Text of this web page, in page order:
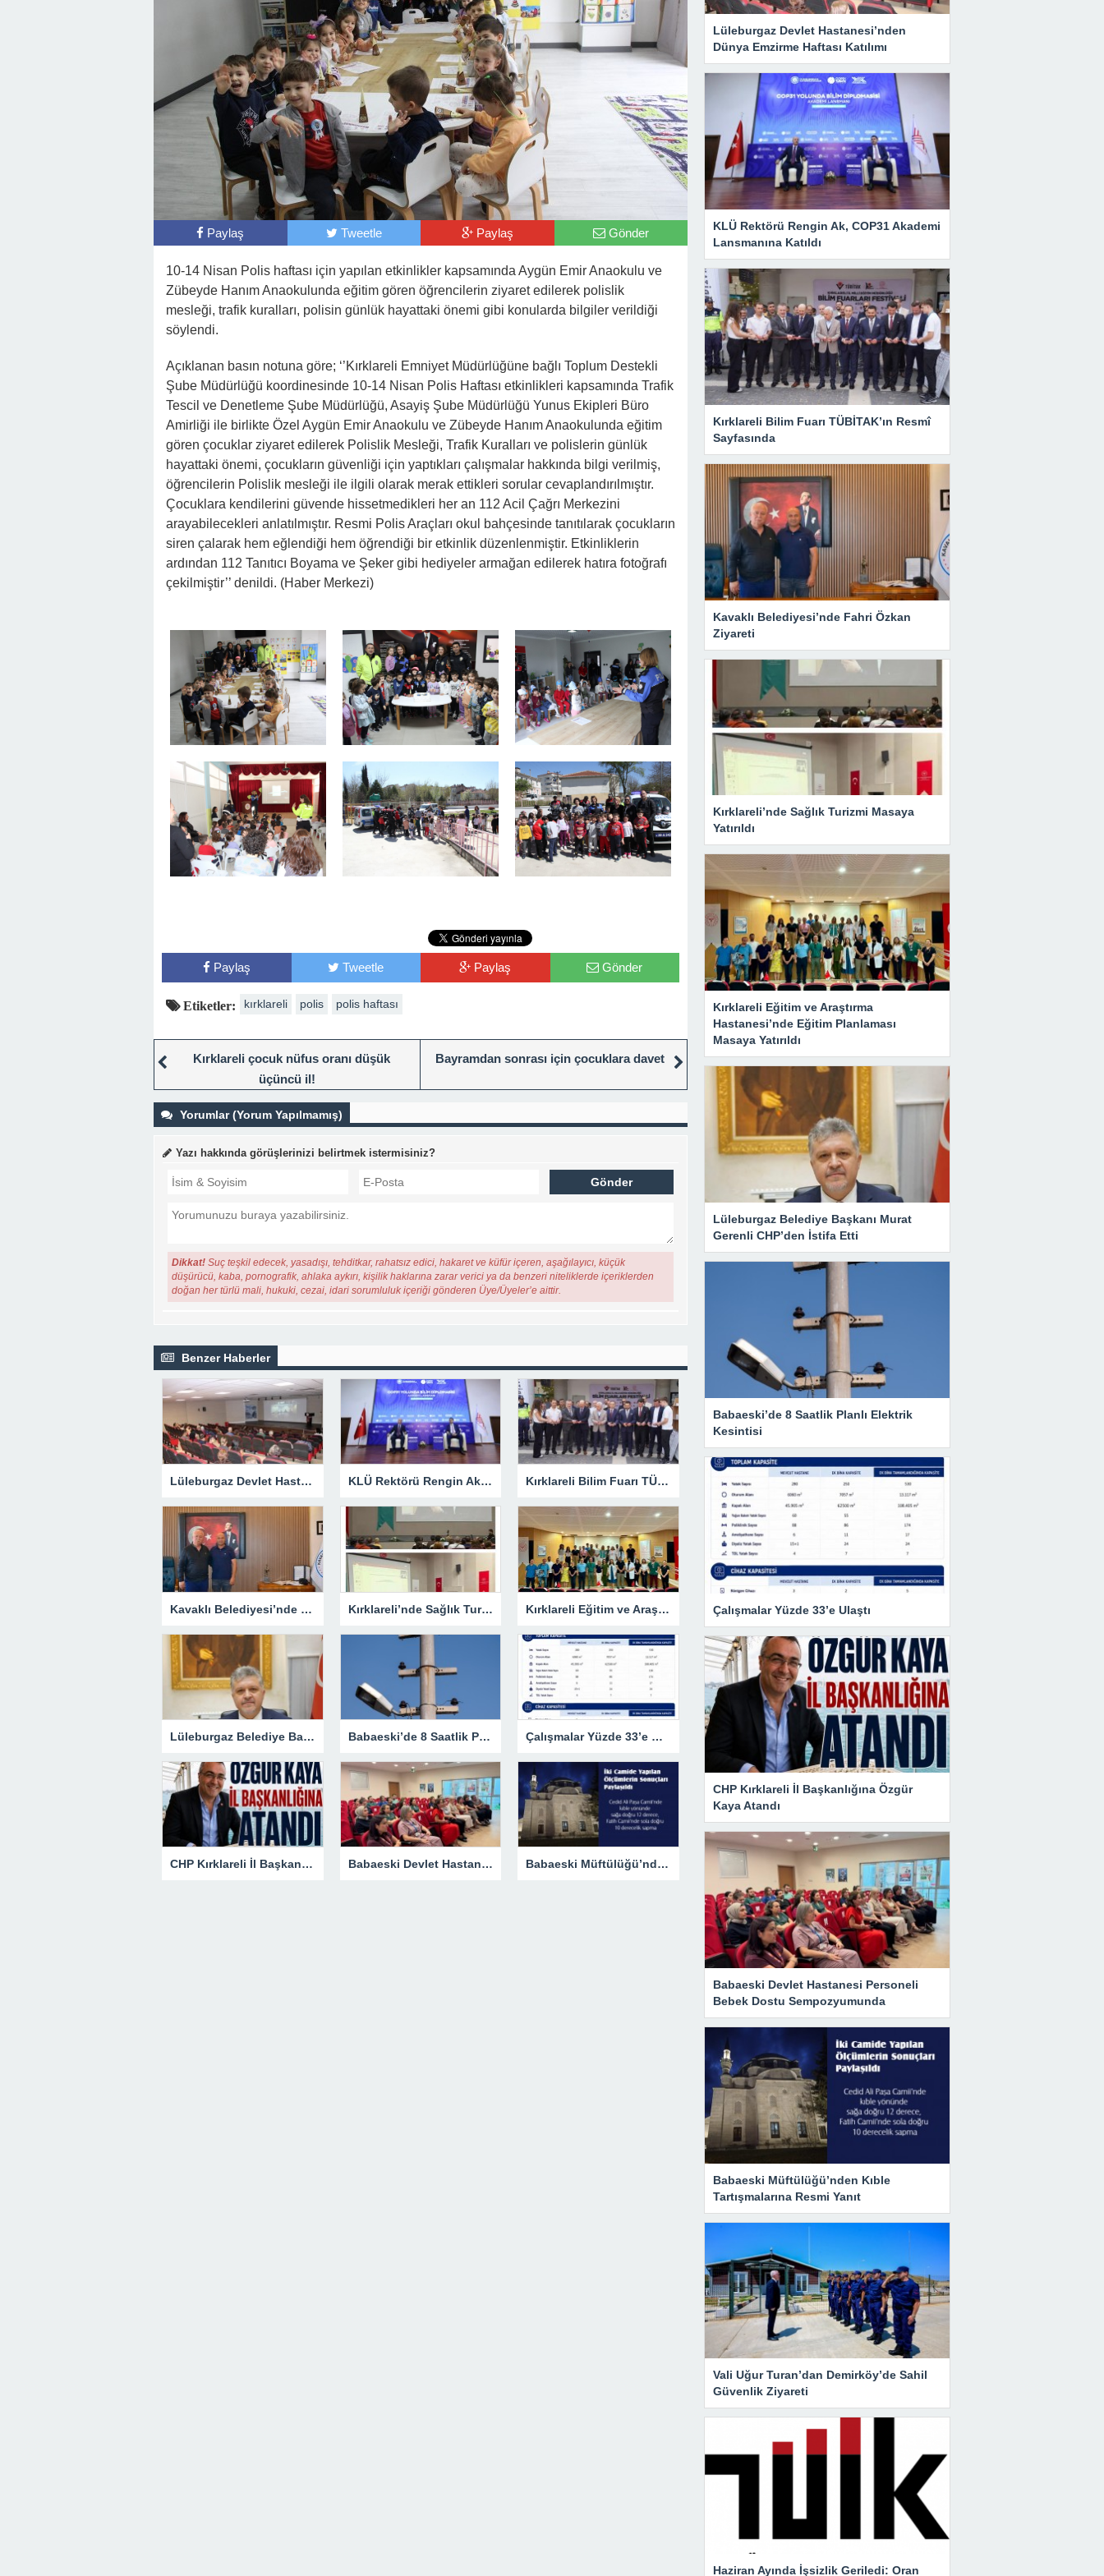
Paylaş Tweetle Paylaş Gönder
10-14 Nisan Polis haftası için yapılan etkinlikler kapsamında Aygün Emir Anaokulu ve
Zübeyde Hanım Anaokulunda eğitim gören öğrencilerin ziyaret edilerek polislik
mesleği, trafik kuralları, polisin günlük hayattaki önemi gibi konularda bilgiler verildiği
söylendi.
Açıklanan basın notuna göre; ‘’Kırklareli Emniyet Müdürlüğüne bağlı Toplum Destekli
Şube Müdürlüğü koordinesinde 10-14 Nisan Polis Haftası etkinlikleri kapsamında Trafik
Tescil ve Denetleme Şube Müdürlüğü, Asayiş Şube Müdürlüğü Yunus Ekipleri Büro
Amirliği ile birlikte Özel Aygün Emir Anaokulu ve Zübeyde Hanım Anaokulunda eğitim
gören çocuklar ziyaret edilerek Polislik Mesleği, Trafik Kuralları ve polislerin günlük
hayattaki önemi, çocukların güvenliği için yaptıkları çalışmalar hakkında bilgi verilmiş,
öğrencilerin Polislik mesleği ile ilgili olarak merak ettikleri sorular cevaplandırılmıştır.
Çocuklara kendilerini güvende hissetmedikleri her an 112 Acil Çağrı Merkezini
arayabilecekleri anlatılmıştır. Resmi Polis Araçları okul bahçesinde tanıtılarak çocukların
siren çalarak hem eğlendiği hem öğrendiği bir etkinlik düzenlenmiştir. Etkinliklerin
ardından 112 Tanıtıcı Boyama ve Şeker gibi hediyeler armağan edilerek hatıra fotoğrafı
çekilmiştir’’ denildi. (Haber Merkezi)
Paylaş Tweetle Paylaş Gönder
Etiketler: kırklareli polis polis haftası
Kırklareli çocuk nüfus oranı düşük
üçüncü il!
Bayramdan sonrası için çocuklara davet
Yorumlar (Yorum Yapılmamış)
Yazı hakkında görüşlerinizi belirtmek istermisiniz?
Dikkat! Suç teşkil edecek, yasadışı, tehditkar, rahatsız edici, hakaret ve küfür içeren, aşağılayıcı, küçük
düşürücü, kaba, pornografik, ahlaka aykırı, kişilik haklarına zarar verici ya da benzeri niteliklerde içeriklerden
doğan her türlü mali, hukuki, cezai, idari sorumluluk içeriği gönderen Üye/Üyeler’e aittir.
Benzer Haberler
Lüleburgaz Devlet Hastanesi’nden Dünya Emzirme Haftası Katılımı KLÜ Rektörü Rengin Ak, COP31 Akademi Lansmanına Katıldı Kırklareli Bilim Fuarı TÜBİTAK’ın Resmî Sayfasında
Kavaklı Belediyesi’nde Fahri Özkan Ziyareti Kırklareli’nde Sağlık Turizmi Masaya Yatırıldı Kırklareli Eğitim ve Araştırma Hastanesi’nde Eğitim Planlaması Masaya Yatırıldı
Lüleburgaz Belediye Başkanı Murat Gerenli CHP’den İstifa Etti Babaeski’de 8 Saatlik Planlı Elektrik Kesintisi Çalışmalar Yüzde 33’e Ulaştı
CHP Kırklareli İl Başkanlığına Özgür Kaya Atandı Babaeski Devlet Hastanesi Personeli Bebek Dostu Sempozyumunda Babaeski Müftülüğü’nden Kıble Tartışmalarına Resmi Yanıt
Lüleburgaz Devlet Hastanesi’nden
Dünya Emzirme Haftası Katılımı
KLÜ Rektörü Rengin Ak, COP31 Akademi
Lansmanına Katıldı
Kırklareli Bilim Fuarı TÜBİTAK’ın Resmî
Sayfasında
Kavaklı Belediyesi’nde Fahri Özkan
Ziyareti
Kırklareli’nde Sağlık Turizmi Masaya
Yatırıldı
Kırklareli Eğitim ve Araştırma
Hastanesi’nde Eğitim Planlaması
Masaya Yatırıldı
Lüleburgaz Belediye Başkanı Murat
Gerenli CHP’den İstifa Etti
Babaeski’de 8 Saatlik Planlı Elektrik
Kesintisi
Çalışmalar Yüzde 33’e Ulaştı
CHP Kırklareli İl Başkanlığına Özgür
Kaya Atandı
Babaeski Devlet Hastanesi Personeli
Bebek Dostu Sempozyumunda
Babaeski Müftülüğü’nden Kıble
Tartışmalarına Resmi Yanıt
Vali Uğur Turan’dan Demirköy’de Sahil
Güvenlik Ziyareti
Haziran Ayında İşsizlik Geriledi: Oran